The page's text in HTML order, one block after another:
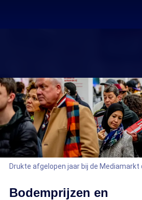
Drukte afgelopen jaar bij de Mediamarkt
Bodemprijzen en